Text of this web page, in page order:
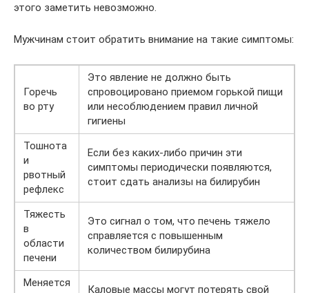
этого заметить невозможно.
Мужчинам стоит обратить внимание на такие симптомы:
Горечь
во рту
Это явление не должно быть
спровоцировано приемом горькой пищи
или несоблюдением правил личной
гигиены
Тошнота
и
рвотный
рефлекс
Если без каких-либо причин эти
симптомы периодически появляются,
стоит сдать анализы на билирубин
Тяжесть
в
области
печени
Это сигнал о том, что печень тяжело
справляется с повышенным
количеством билирубина
Меняется
Каловые массы могут потерять свой